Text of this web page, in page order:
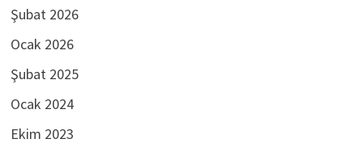
Şubat 2026
Ocak 2026
Şubat 2025
Ocak 2024
Ekim 2023